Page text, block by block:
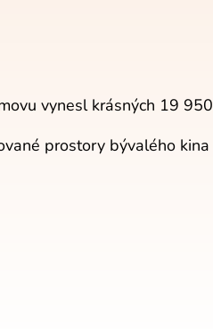
vynesl krásných 19
prostory bývalého kina